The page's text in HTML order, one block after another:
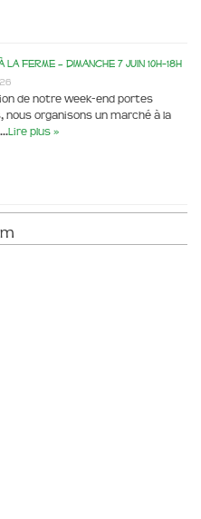
la ferme – dimanche 7 juin 10h-18h
de notre week-end portes
nous organisons un marché à la
Lire plus »